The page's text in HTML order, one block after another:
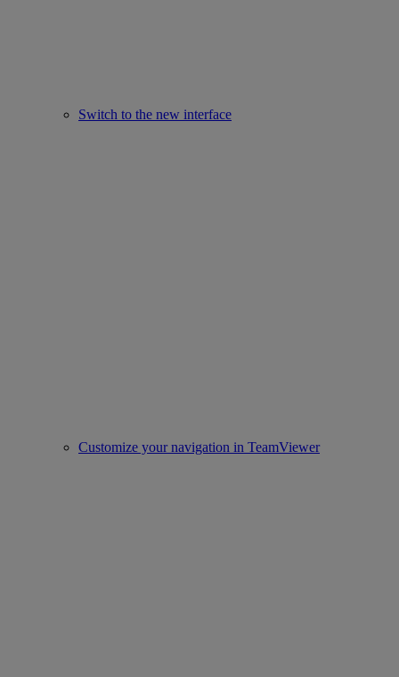
Switch to the new interface
Customize your navigation in TeamViewer